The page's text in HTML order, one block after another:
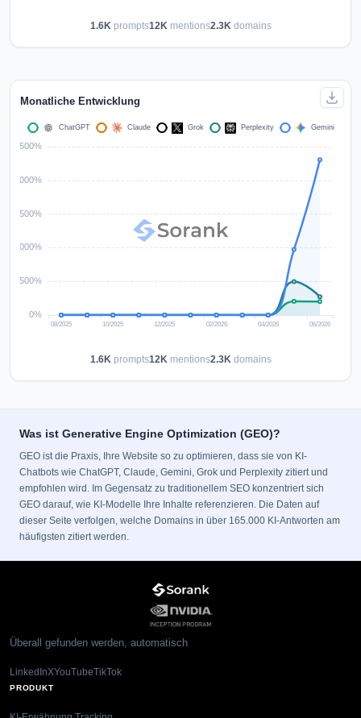
1.6Kprompts12Kmentions2.3Kdomains
Monatliche Entwicklung
1.6Kprompts12Kmentions2.3Kdomains
Was ist Generative Engine Optimization (GEO)?
GEO ist die Praxis, Ihre Website so zu optimieren, dass sie von KI-
Chatbots wie ChatGPT, Claude, Gemini, Grok und Perplexity zitiert und
empfohlen wird. Im Gegensatz zu traditionellem SEO konzentriert sich
GEO darauf, wie KI-Modelle Ihre Inhalte referenzieren. Die Daten auf
dieser Seite verfolgen, welche Domains in über 165.000 KI-Antworten am
häufigsten zitiert werden.
Überall gefunden werden, automatisch
LinkedInXYouTubeTikTok
PRODUKT